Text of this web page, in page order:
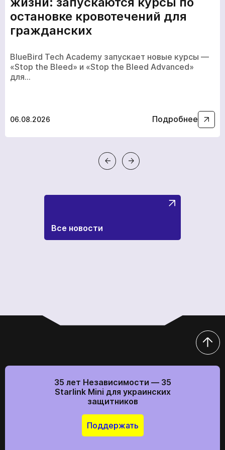
остановке кровотечений для
гражданских
BlueBird Tech Academy запускает новые курсы —
«Stop the Bleed» и «Stop the Bleed Advanced»
для…
06.08.2026 Подробнее
Все новости
35 лет Независимости — 35
Starlink Mini для украинских
защитников
Поддержать
Мы в социальних сетях